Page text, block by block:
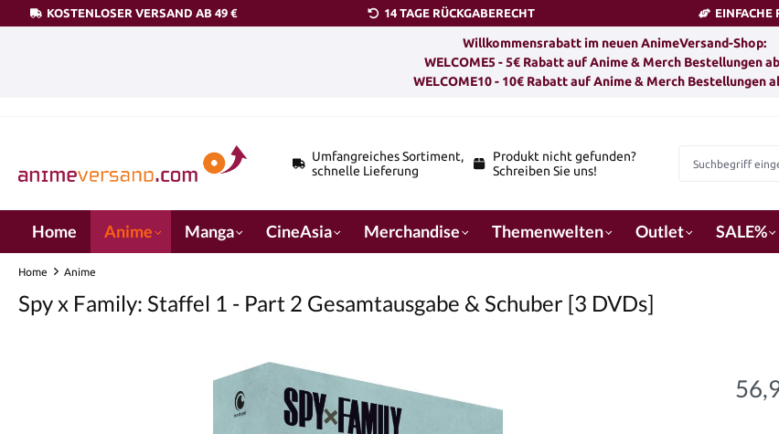
Zur Hauptnavigation springen
KOSTENLOSER VERSAND AB 49 € 14 TAGE RÜCKGABERECHT EINFACHE
Willkommensrabatt im neuen AnimeVersand-Shop:
WELCOME5 - 5€ Rabatt auf Anime & Merch Bestellungen
WELCOME10 - 10€ Rabatt auf Anime & Merch Bestellungen
Umfangreiches Sortiment,
schnelle Lieferung
Produkt nicht gefunden?
Schreiben Sie uns!
Home Anime Manga CineAsia Merchandise Themenwelten Outlet SALE%
Home Anime
Spy x Family: Staffel 1 - Part 2 Gesamtausgabe & Schuber [3 DVDs]